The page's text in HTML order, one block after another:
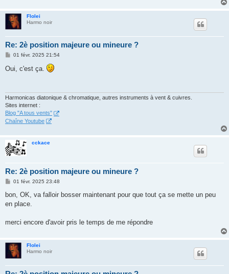
Flolei
Harmo noir
Re: 2è position majeure ou mineure ?
M
s
s
01 févr. 2025 21:54
Oui, c'est ça.
Harmonicas diatonique & chromatique, autres instruments à vent & cuivres.
Sites internet :
Blog "A tous vents"
Chaîne Youtube
cckace
Re: 2è position majeure ou mineure ?
M
s
a
01 févr. 2025 23:48
bon, OK, va falloir bosser maintenant pour que tout ça se mette un peu
en place.
merci encore d'avoir pris le temps de me répondre
Flolei
Harmo noir